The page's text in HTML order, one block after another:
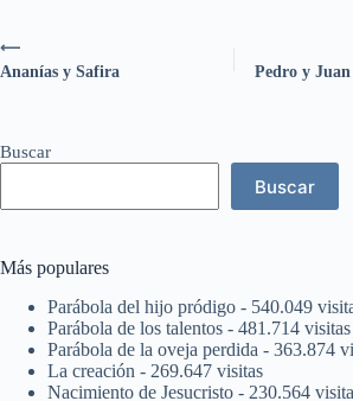
Pedro y Juan
⟵
Ananías y Safira
Buscar
Buscar
Más populares
Parábola del hijo pródigo - 540.049
Parábola de los talentos - 481.714 visitas
Parábola de la oveja perdida - 363.874
La creación - 269.647 visitas
Nacimiento de Jesucristo - 230.564